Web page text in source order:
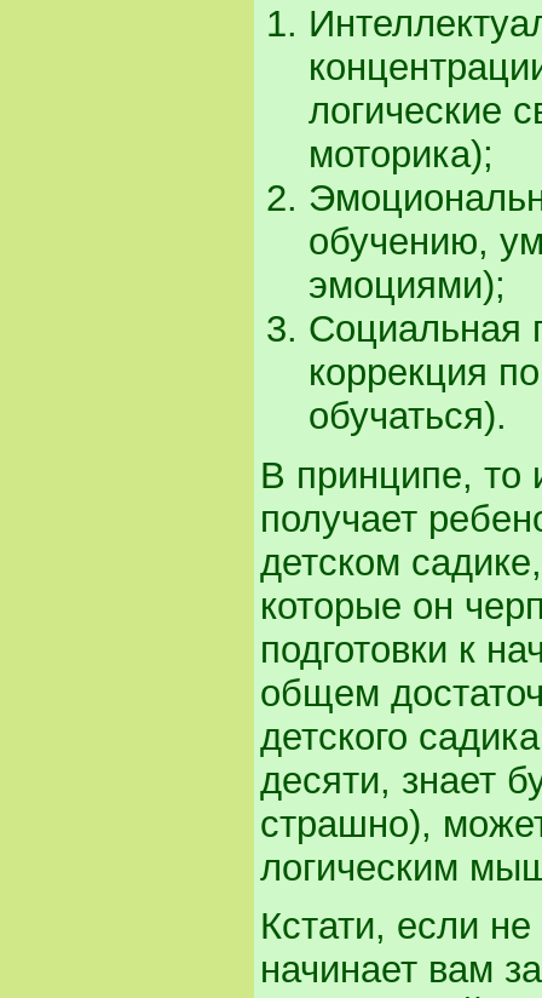
логические
моторика);
обучению,
эмоциями);
Социальная
коррекция
обучаться).
В принципе, то
получает
детском
которые он
подготовки к
общем
детского
десяти, знает
страшно),
логическим
Кстати, если
начинает вам